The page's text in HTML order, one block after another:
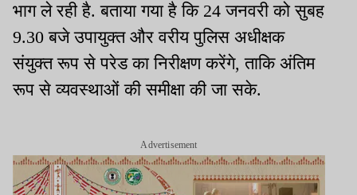
भाग ले रही है. बताया गया है कि 24 जनवरी को सुबह
9.30 बजे उपायुक्त और वरीय पुलिस अधीक्षक
संयुक्त रूप से परेड का निरीक्षण करेंगे, ताकि अंतिम
रूप से व्यवस्थाओं की समीक्षा की जा सके.
Advertisement